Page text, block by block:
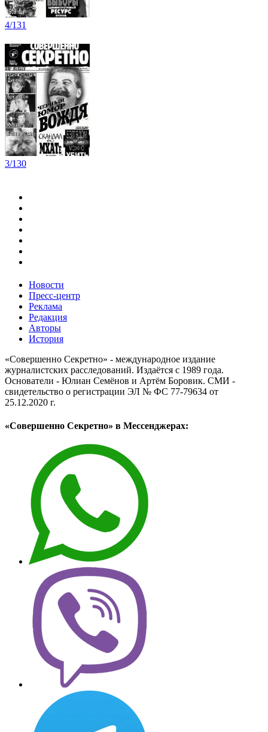
4/131
3/130
Новости
Пресс-центр
Реклама
Редакция
Авторы
История
«Совершенно Секретно» - международное издание
журналистских расследований. Издаётся с 1989 года.
Основатели - Юлиан Семёнов и Артём Боровик. CМИ -
свидетельство о регистрации ЭЛ № ФС 77-79634 от
25.12.2020 г.
«Совершенно Секретно» в Мессенджерах: